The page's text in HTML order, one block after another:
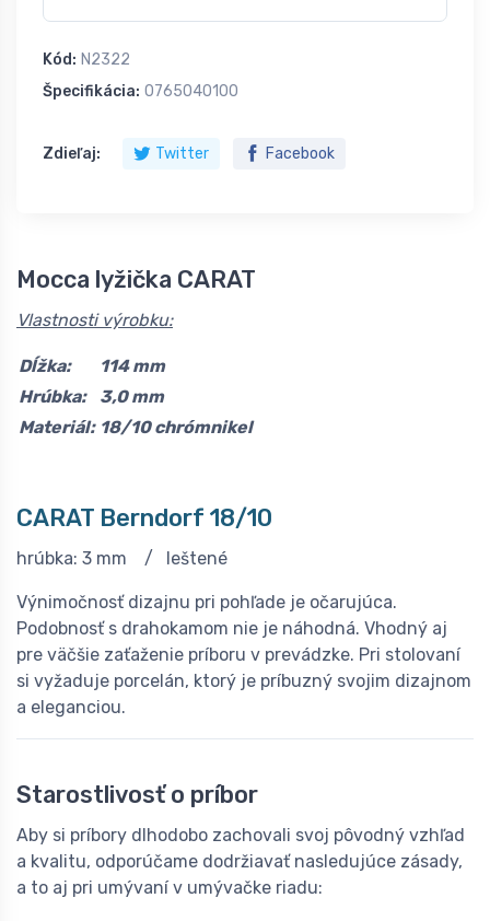
Kód: N2322
Špecifikácia: 0765040100
Zdieľaj: Twitter Facebook
Mocca lyžička CARAT
Vlastnosti výrobku:
Dĺžka:
114 mm
Hrúbka:
3,0 mm
Materiál: 18/10 chrómnikel
CARAT Berndorf 18/10
hrúbka: 3 mm / leštené
Výnimočnosť dizajnu pri pohľade je očarujúca.
Podobnosť s drahokamom nie je náhodná. Vhodný aj
pre väčšie zaťaženie príboru v prevádzke. Pri stolovaní
si vyžaduje porcelán, ktorý je príbuzný svojim dizajnom
a eleganciou.
Starostlivosť o príbor
Aby si príbory dlhodobo zachovali svoj pôvodný vzhľad
a kvalitu, odporúčame dodržiavať nasledujúce zásady,
a to aj pri umývaní v umývačke riadu: